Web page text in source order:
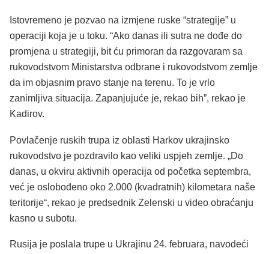
Istovremeno je pozvao na izmjene ruske “strategije” u
operaciji koja je u toku. “Ako danas ili sutra ne dođe do
promjena u strategiji, bit ću primoran da razgovaram sa
rukovodstvom Ministarstva odbrane i rukovodstvom zemlje
da im objasnim pravo stanje na terenu. To je vrlo
zanimljiva situacija. Zapanjujuće je, rekao bih”, rekao je
Kadirov.
Povlačenje ruskih trupa iz oblasti Harkov ukrajinsko
rukovodstvo je pozdravilo kao veliki uspjeh zemlje. „Do
danas, u okviru aktivnih operacija od početka septembra,
već je oslobođeno oko 2.000 (kvadratnih) kilometara naše
teritorije“, rekao je predsednik Zelenski u video obraćanju
kasno u subotu.
Rusija je poslala trupe u Ukrajinu 24. februara, navodeći